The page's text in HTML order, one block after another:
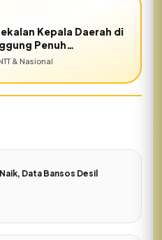
Kepala Daerah di
Penuh
& Nasional
Data Bansos Desil